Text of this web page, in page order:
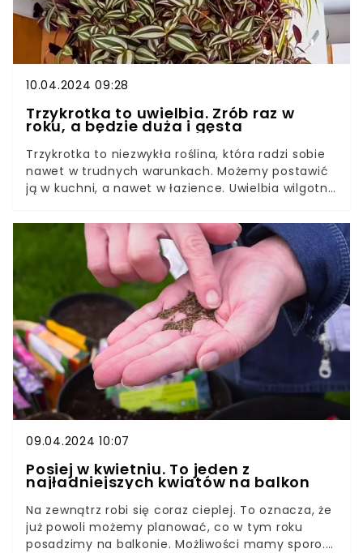
10.04.2024 09:28
Trzykrotka to uwielbia. Zrób raz w
roku, a będzie duża i gęsta
Trzykrotka to niezwykła roślina, która radzi sobie
nawet w trudnych warunkach. Możemy postawić
ją w kuchni, a nawet w łazience. Uwielbia wilgotne
Trzykrotka będzie idealną propozycją dla
początkujących fanów roślin. Jeśli zrobisz z nią
jedną prosta rzecz właśnie teraz, rozrośnie się na
cały parapet.
09.04.2024 10:07
Posiej w kwietniu. To jeden z
najładniejszych kwiatów na balkon
Na zewnątrz robi się coraz cieplej. To oznacza, że
już powoli możemy planować, co w tym roku
posadzimy na balkonie. Możliwości mamy sporo.